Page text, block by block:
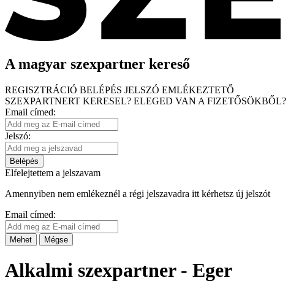
A magyar szexpartner kereső
REGISZTRÁCIÓ BELÉPÉS JELSZÓ EMLÉKEZTETŐ
SZEXPARTNERT KERESEL? ELEGED VAN A FIZETŐSÖKBŐL?
Email címed:
Jelszó:
Belépés
Elfelejtettem a jelszavam
Amennyiben nem emlékeznél a régi jelszavadra itt kérhetsz új jelszót
Email címed:
Mehet Mégse
Alkalmi szexpartner - Eger